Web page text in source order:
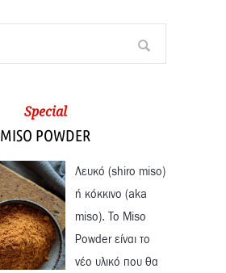
Special
MISO POWDER
Λευκό (shiro miso)
ή κόκκινο (aka
miso). To Miso
Powder είναι το
νέο υλικό που θα